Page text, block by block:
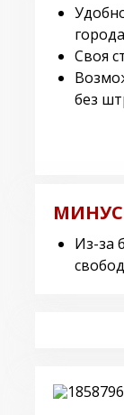
города
Своя
без
Из-за